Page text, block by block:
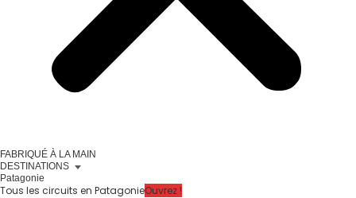
FABRIQUÉ À LA MAIN
DESTINATIONS
Patagonie
Tous les circuits en PatagonieOuvrez !